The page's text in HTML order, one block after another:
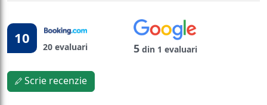
10 20 evaluari 5 din 1 evaluari
Scrie recenzie